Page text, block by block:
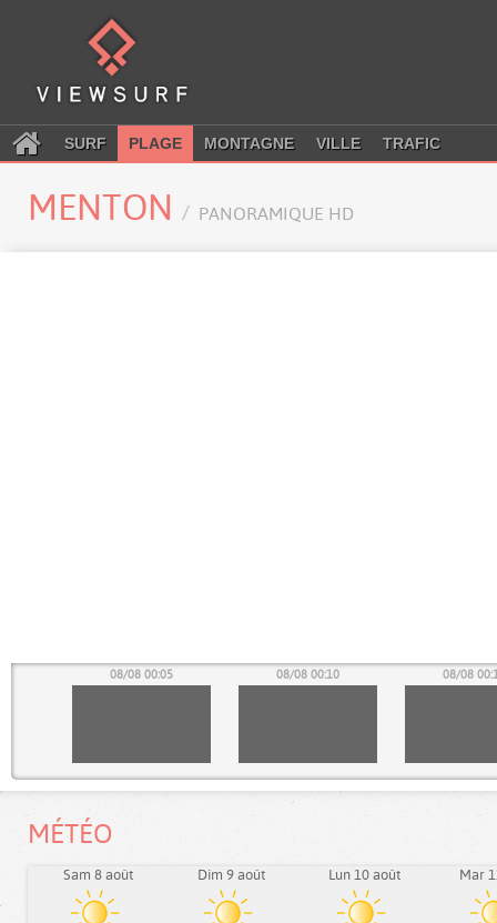
SURF PLAGE MONTAGNE VILLE TRAFIC
MENTON PANORAMIQUE HD
08/08 00:05 08/08 00:10 08/08
MÉTÉO
Sam 8 août Dim 9 août Lun 10 août Mar